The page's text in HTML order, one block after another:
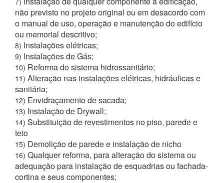
não previsto no projeto original ou em desacordo com
o manual de uso, operação e manutenção do edifício
ou memorial descritivo;
8) Instalações elétricas;
9) Instalações de Gás;
10) Reforma do sistema hidrossanitário;
11) Alteração nas instalações elétricas, hidráulicas e
sanitária;
12) Envidraçamento de sacada;
13) Instalação de Drywall;
14) Substituição de revestimentos no piso, parede e
teto
15) Demolição de parede e instalação de nicho
16) Qualquer reforma, para alteração do sistema ou
adequação para instalação de esquadrias ou fachada-
cortina e seus componentes;